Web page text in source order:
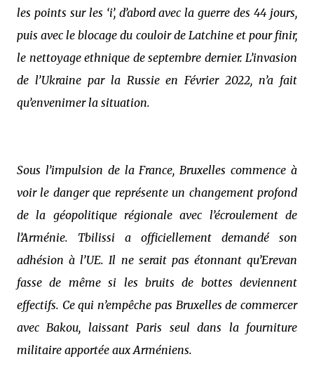
les points sur les ‘i’, d’abord avec la guerre des 44 jours,
puis avec le blocage du couloir de Latchine et pour finir,
le nettoyage ethnique de septembre dernier. L’invasion
de l’Ukraine par la Russie en Février 2022, n’a fait
qu’envenimer la situation.
Sous l’impulsion de la France, Bruxelles commence à
voir le danger que représente un changement profond
de la géopolitique régionale avec l’écroulement de
l’Arménie. Tbilissi a officiellement demandé son
adhésion à l’UE. Il ne serait pas étonnant qu’Erevan
fasse de même si les bruits de bottes deviennent
effectifs. Ce qui n’empêche pas Bruxelles de commercer
avec Bakou, laissant Paris seul dans la fourniture
militaire apportée aux Arméniens.